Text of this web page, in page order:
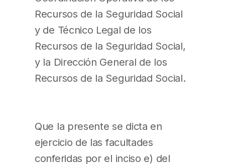
Recursos de la Seguridad Social
y de Técnico Legal de los
Recursos de la Seguridad Social,
y la Dirección General de los
Recursos de la Seguridad Social.
Que la presente se dicta en
ejercicio de las facultades
conferidas por el inciso e) del